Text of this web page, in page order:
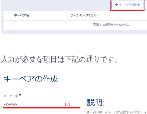
入力が必要な項目は下記の通りです。